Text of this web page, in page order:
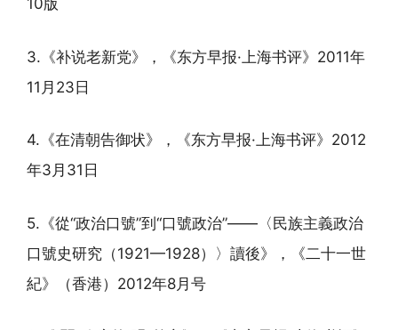
10版
3.《补说老新党》，《东方早报·上海书评》2011年
11月23日
4.《在清朝告御状》，《东方早报·上海书评》2012
年3月31日
5.《從“政治口號”到“口號政治”——〈民族主義政治
口號史研究（1921—1928）〉讀後》，《二十一世
紀》（香港）2012年8月号